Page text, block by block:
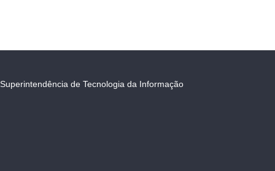
Superintendência de Tecnologia da Informação